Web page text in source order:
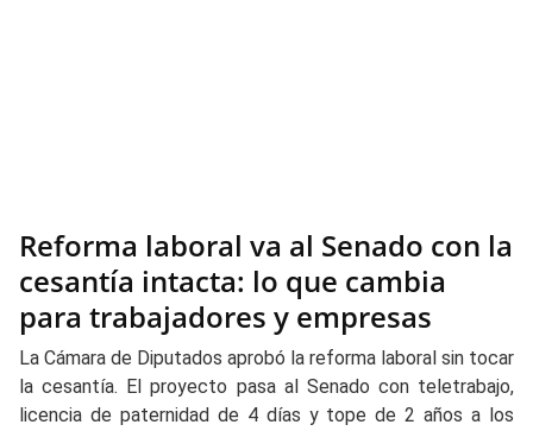
Reforma laboral va al Senado con la
cesantía intacta: lo que cambia
para trabajadores y empresas
La Cámara de Diputados aprobó la reforma laboral sin tocar
la cesantía. El proyecto pasa al Senado con teletrabajo,
licencia de paternidad de 4 días y tope de 2 años a los